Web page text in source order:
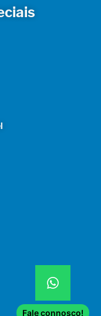
Fale connosco!